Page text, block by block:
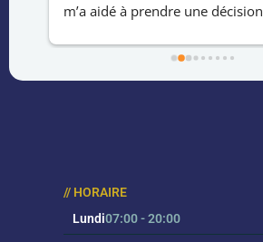
m’a aidé à prendre une décision
// HORAIRE
Lundi07:00 - 20:00